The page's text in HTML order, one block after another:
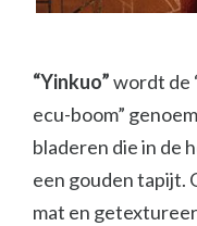
“Yinkuo”wordt de
ecu-boom”
bladeren die in de
een gouden tapijt.
mat en